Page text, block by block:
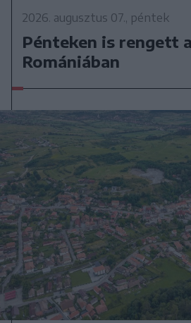
2026. augusztus 07., péntek
Pénteken is rengett
Romániában